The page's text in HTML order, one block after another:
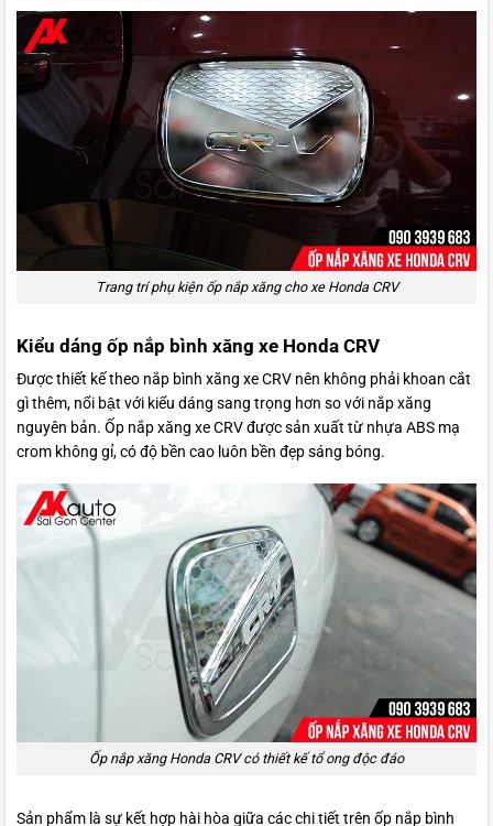
Trang trí phụ kiện ốp nắp xăng cho xe Honda CRV
Kiểu dáng ốp nắp bình xăng xe Honda CRV
Được thiết kế theo nắp bình xăng xe CRV nên không phải khoan cắt
gì thêm, nổi bật với kiểu dáng sang trọng hơn so với nắp xăng
nguyên bản. Ốp nắp xăng xe CRV được sản xuất từ nhựa ABS mạ
crom không gỉ, có độ bền cao luôn bền đẹp sáng bóng.
Ốp nắp xăng Honda CRV có thiết kế tổ ong độc đáo
Sản phẩm là sự kết hợp hài hòa giữa các chi tiết trên ốp nắp bình